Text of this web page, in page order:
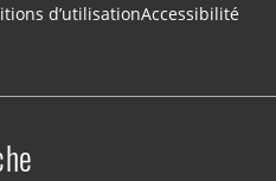
d’utilisationAccessibilité